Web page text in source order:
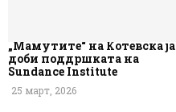
„Мамутите“ на Котевска ја
доби поддршката на
Sundance Institute
25 март, 2026